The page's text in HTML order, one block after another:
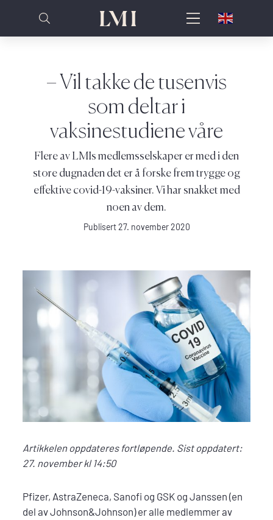
– Vil takke de tusenvis
som deltar i
vaksinestudiene våre
Flere av LMIs medlemsselskaper er med i den
store dugnaden det er å forske frem trygge og
effektive covid-19-vaksiner. Vi har snakket med
noen av dem.
Publisert 27. november 2020
Artikkelen oppdateres fortløpende. Sist oppdatert:
27. november kl 14:50
Pfizer, AstraZeneca, Sanofi og GSK og Janssen (en
del av Johnson&Johnson) er alle medlemmer av